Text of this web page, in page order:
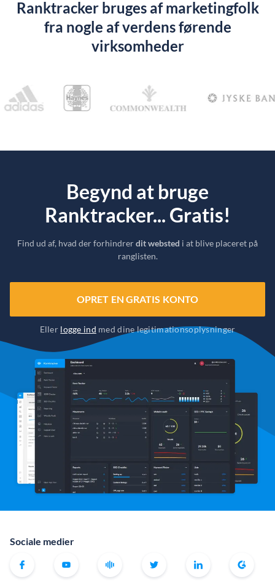
Ranktracker bruges af marketingfolk
fra nogle af verdens førende
virksomheder
Begynd at bruge
Ranktracker... Gratis!
Find ud af, hvad der forhindrerdit websted i at blive placeret på
ranglisten.
OPRET EN GRATIS KONTO
Eller logge ind med dine legitimationsoplysninger
Sociale medier